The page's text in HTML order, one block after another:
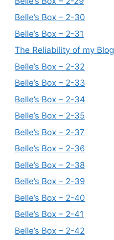
Belle’s Box – 2-30
Belle’s Box – 2-31
The Reliability of my Blog
Belle’s Box – 2-32
Belle’s Box – 2-33
Belle’s Box – 2-34
Belle’s Box – 2-35
Belle’s Box – 2-37
Belle’s Box – 2-36
Belle’s Box – 2-38
Belle’s Box – 2-39
Belle’s Box – 2-40
Belle’s Box – 2-41
Belle’s Box – 2-42